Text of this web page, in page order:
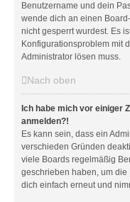
Benutzername und dein
wende dich an einen
nicht gesperrt wurdest. Es
Konfigurationsproblem mit
Administrator lösen muss.
Nach oben
Ich habe mich vor einiger
anmelden?!
Es kann sein, dass ein
verschieden Gründen
viele Boards regelmäßig
geschrieben haben, um
dich einfach erneut und